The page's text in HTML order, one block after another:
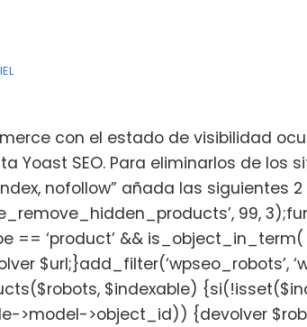
con el estado de visibilidad
Yoast SEO. Para eliminarlos de
nofollow” añada las siguientes
99,
‘product’ && is_object_in_term(
$url;}add_filter(‘wpseo_robots’,
$indexable)
>model->object_id)) {devolver